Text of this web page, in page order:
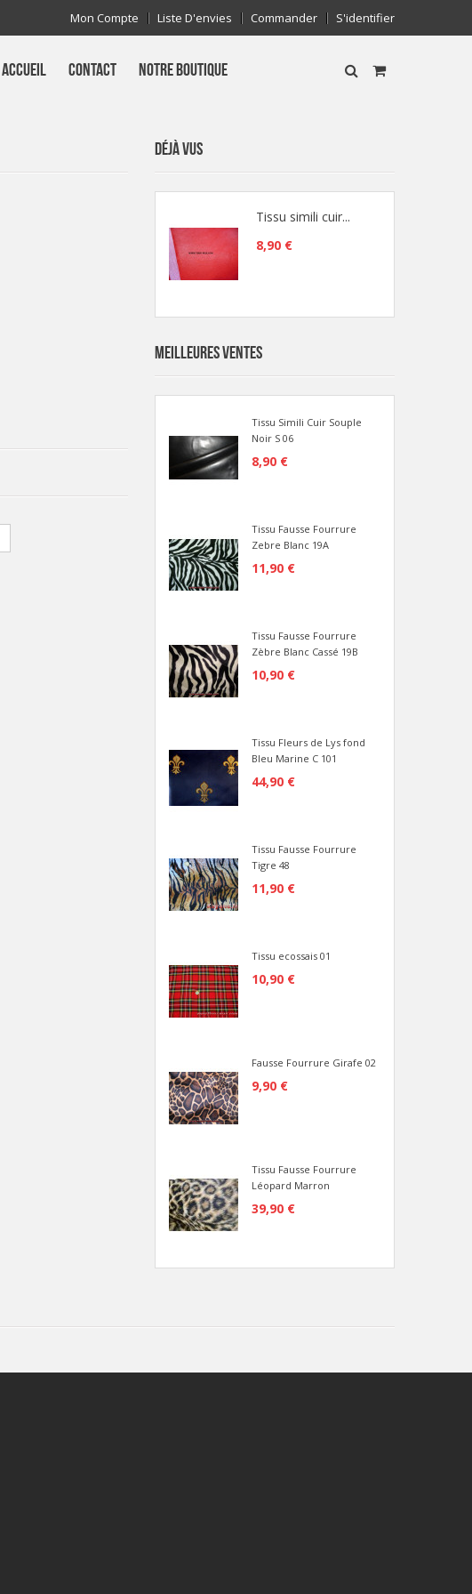
Mon Compte Liste D'envies Commander S'identifier
ACCUEIL CONTACT NOTRE BOUTIQUE
DÉJÀ VUS
Tissu simili cuir...
8,90 €
MEILLEURES VENTES
Tissu Simili Cuir Souple
Noir S 06
8,90 €
Tissu Fausse Fourrure
Zebre Blanc 19A
11,90 €
Tissu Fausse Fourrure
Zèbre Blanc Cassé 19B
10,90 €
Tissu Fleurs de Lys fond
Bleu Marine C 101
44,90 €
Tissu Fausse Fourrure
Tigre 48
11,90 €
Tissu ecossais 01
10,90 €
Fausse Fourrure Girafe 02
9,90 €
Tissu Fausse Fourrure
Léopard Marron
39,90 €